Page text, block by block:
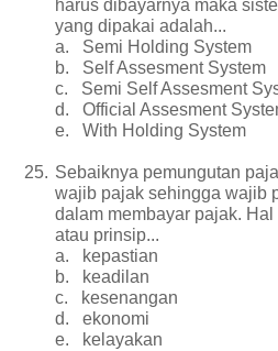
harus dibayarnya maka
yang dipakai adalah...
a.
Semi Holding System
b.
Self Assesment System
c.
Semi Self Assesment
d.
Official Assesment
e.
With Holding System
25. Sebaiknya pemungutan
wajib pajak sehingga wajib
dalam membayar pajak.
atau prinsip...
a.
kepastian
b.
keadilan
c.
kesenangan
d.
ekonomi
e.
kelayakan